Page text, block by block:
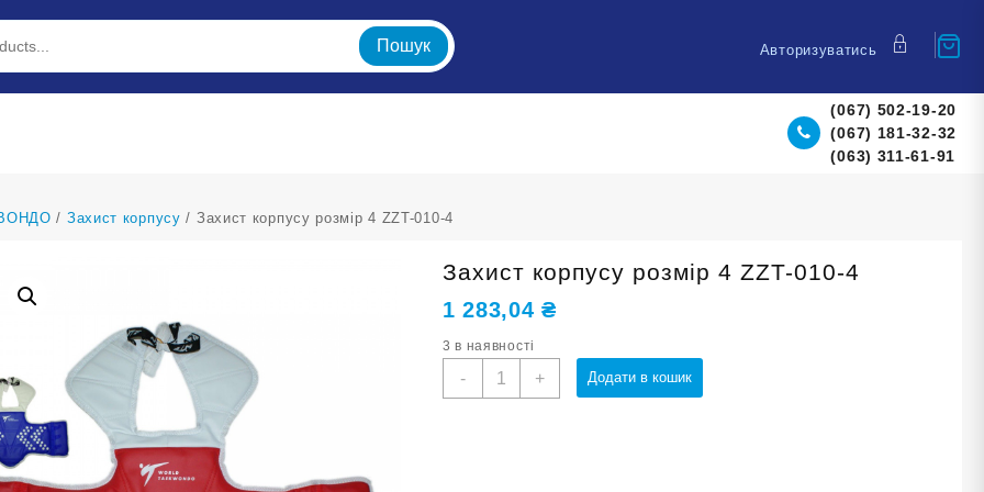
Пошук Авторизуватись
(067) 502-19-20
(067) 181-32-32
(063) 311-61-91
/ Захист корпусу / Захист корпусу розмір 4 ZZT-010-4
Захист корпусу розмір 4 ZZT-010-4
1 283,04₴
3 в наявності
-
Захист
+ Додати в кошик